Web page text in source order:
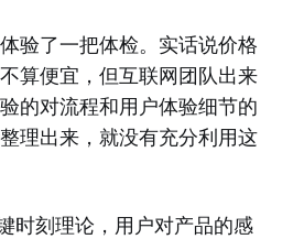
验了一把体检。实话说价格
算便宜，但互联网团队出来
的对流程和用户体验细节的
理出来，就没有充分利用这
时刻理论，用户对产品的感